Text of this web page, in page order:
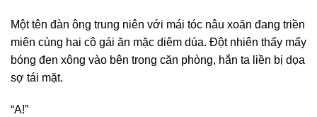
Một tên đàn ông trung niên với mái tóc nâu xoăn đang triền
miên cùng hai cô gái ăn mặc diêm dúa. Đột nhiên thấy mấy
bóng đen xông vào bên trong căn phòng, hắn ta liền bị dọa
sợ tái mặt.
“A!”